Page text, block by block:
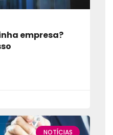
empresa?
NOTÍCIAS